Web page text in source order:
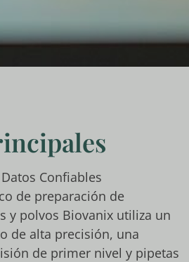
Confiables
de preparación de
y polvos Biovanix utiliza un
de alta precisión, una
de primer nivel y pipetas